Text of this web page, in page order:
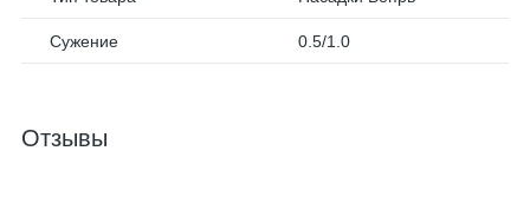
Сужение 0.5/1.0
Отзывы